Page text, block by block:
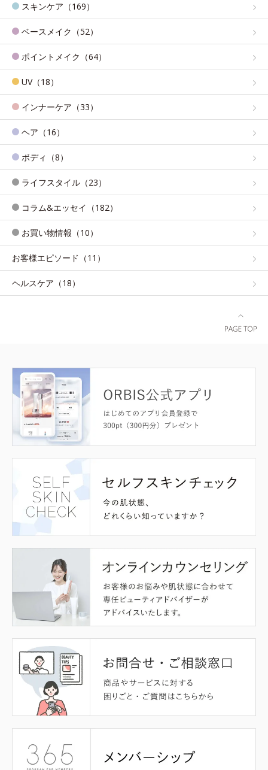
スキンケア（169）
ベースメイク（52）
ポイントメイク（64）
UV（18）
インナーケア（33）
ヘア（16）
ボディ（8）
ライフスタイル（23）
コラム&エッセイ（182）
お買い物情報（10）
お客様エピソード（11）
ヘルスケア（18）